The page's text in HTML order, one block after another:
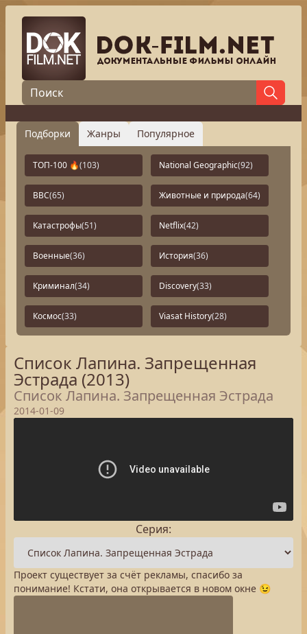
Подборки Жанры Популярное
ТОП-100 🔥(103) National Geographic(92)
BBC(65) Животные и природа(64)
Катастрофы(51) Netflix(42)
Военные(36) История(36)
Криминал(34) Discovery(33)
Космос(33) Viasat History(28)
Список Лапина. Запрещенная
Эстрада (2013)
Список Лапина. Запрещенная Эстрада
2014-01-09
Серия:
Проект существует за счёт рекламы, спасибо за
понимание! Кстати, она открывается в новом окне 😉